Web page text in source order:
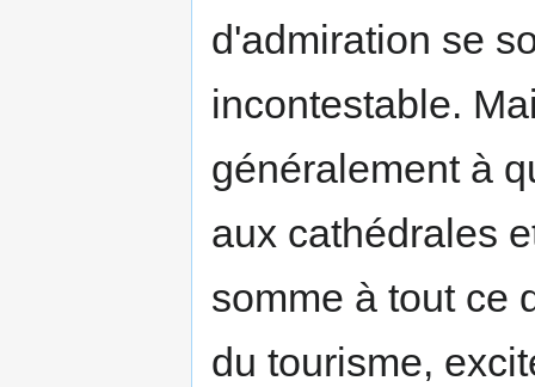
d'admiration se
incontestable.
généralement à
aux cathédrales
somme à tout ce
du tourisme,